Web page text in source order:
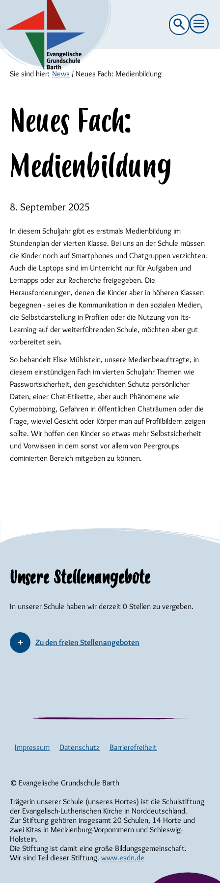
Suche
nach:
Sie sind hier: News / Neues Fach: Medienbildung
Neues Fach:
Medienbildung
8. September 2025
In diesem Schuljahr gibt es erstmals Medienbildung im
Stundenplan der vierten Klasse. Bei uns an der Schule müssen
die Kinder noch auf Smartphones und Chatgruppen verzichten.
Auch die Laptops sind im Unterricht nur für Aufgaben und
Lernapps oder zur Recherche freigegeben. Die
Herausforderungen, denen die Kinder aber in höheren Klassen
begegnen - sei es die Kommunikation in den sozialen Medien,
die Selbstdarstellung in Profilen oder die Nutzung von Its-
Learning auf der weiterführenden Schule, möchten aber gut
vorbereitet sein.
So behandelt Elise Mühlstein, unsere Medienbeauftragte, in
diesem einstündigen Fach im vierten Schuljahr Themen wie
Passwortsicherheit, den geschickten Schutz persönlicher
Daten, einer Chat-Etikette, aber auch Phänomene wie
Cybermobbing, Gefahren in öffentlichen Chaträumen oder die
Frage, wieviel Gesicht oder Körper man auf Profilbildern zeigen
sollte. Wir hoffen den Kinder so etwas mehr Selbstsicherheit
und Vorwissen in dem sonst vor allem von Peergroups
dominierten Bereich mitgeben zu können.
Unsere Stellenangebote
In unserer Schule haben wir derzeit 0 Stellen zu vergeben.
Zu den freien Stellenangeboten
© Evangelische Grundschule Barth
Trägerin unserer Schule (unseres Hortes) ist die Schulstiftung
der Evangelisch-Lutherischen Kirche in Norddeutschland.
Zur Stiftung gehören insgesamt 20 Schulen, 14 Horte und
zwei Kitas in Mecklenburg-Vorpommern und Schleswig-
Holstein.
Die Stiftung ist damit eine große Bildungsgemeinschaft.
Wir sind Teil dieser Stiftung. www.esdn.de
Impressum Datenschutz Barrierefreiheit